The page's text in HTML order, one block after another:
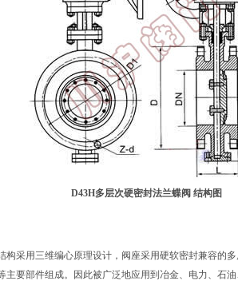
D43H多层次硬密封法兰蝶阀 结构图
采用三维编心原理设计，阀座采用硬软密封兼容的
要部件组成。因此被广泛地应用到冶金、电力、石